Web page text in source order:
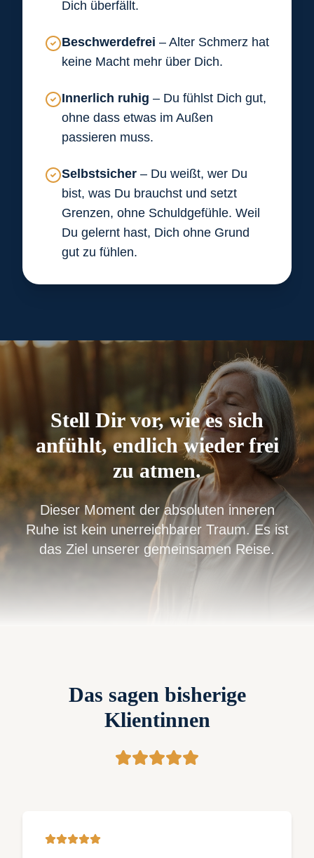
Dich überfällt.
Beschwerdefrei – Alter Schmerz hat
keine Macht mehr über Dich.
Innerlich ruhig – Du fühlst Dich gut,
ohne dass etwas im Außen
passieren muss.
Selbstsicher – Du weißt, wer Du
bist, was Du brauchst und setzt
Grenzen, ohne Schuldgefühle. Weil
Du gelernt hast, Dich ohne Grund
gut zu fühlen.
Stell Dir vor, wie es sich
anfühlt, endlich wieder frei
zu atmen.
Dieser Moment der absoluten inneren
Ruhe ist kein unerreichbarer Traum. Es ist
das Ziel unserer gemeinsamen Reise.
Das sagen bisherige
Klientinnen